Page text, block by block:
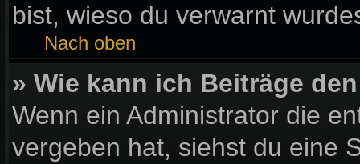
bist, wieso du verwarnt
Nach oben
» Wie kann ich Beiträge
Wenn ein Administrator die
vergeben hat, siehst du eine